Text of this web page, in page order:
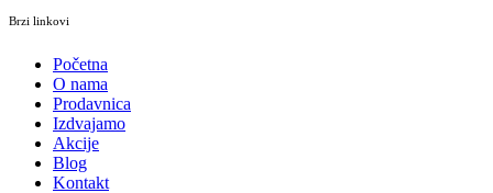
Brzi linkovi
Početna
O nama
Prodavnica
Izdvajamo
Akcije
Blog
Kontakt